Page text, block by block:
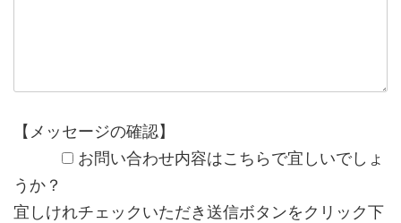
【メッセージの確認】
お問い合わせ内容はこちらで宜しいでしょ
うか？
宜しけれチェックいただき送信ボタンをクリック下